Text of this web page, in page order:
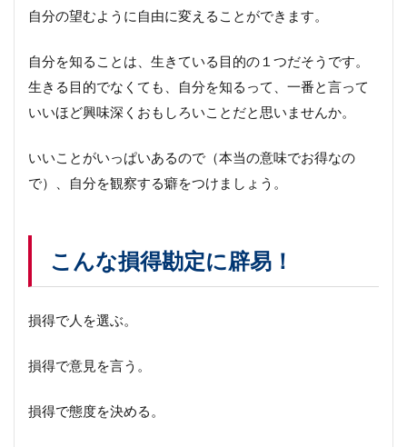
自分の望むように自由に変えることができます。
自分を知ることは、生きている目的の１つだそうです。
生きる目的でなくても、自分を知るって、一番と言って
いいほど興味深くおもしろいことだと思いませんか。
いいことがいっぱいあるので（本当の意味でお得なの
で）、自分を観察する癖をつけましょう。
こんな損得勘定に辟易！
損得で人を選ぶ。
損得で意見を言う。
損得で態度を決める。